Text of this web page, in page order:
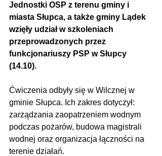
Jednostki OSP z terenu gminy i
miasta Słupca, a także gminy Lądek
wzięły udział w szkoleniach
przeprowadzonych przez
funkcjonariuszy PSP w Słupcy
(14.10).
Ćwiczenia odbyły się w Wilcznej w
gminie Słupca. Ich zakres dotyczył:
zarządzania zaopatrzeniem wodnym
podczas pożarów, budowa magistrali
wodnej oraz organizacja łączności na
terenie działań.